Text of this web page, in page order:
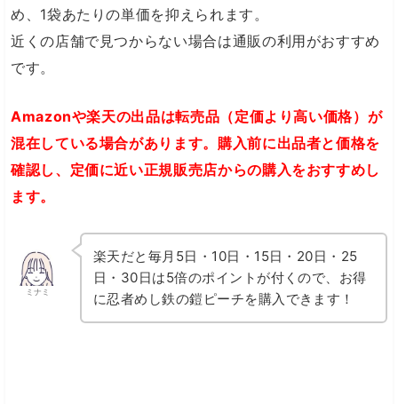
め、1袋あたりの単価を抑えられます。
近くの店舗で見つからない場合は通販の利用がおすすめ
です。
Amazonや楽天の出品は転売品（定価より高い価格）が
混在している場合があります。購入前に出品者と価格を
確認し、定価に近い正規販売店からの購入をおすすめし
ます。
ミナミ
楽天だと毎月5日・10日・15日・20日・25
日・30日は5倍のポイントが付くので、お得
に忍者めし鉄の鎧ピーチを購入できます！